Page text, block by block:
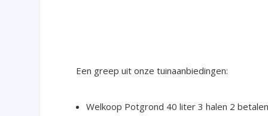
Een greep uit onze tuinaanbiedingen:
Welkoop Potgrond 40 liter 3 halen 2